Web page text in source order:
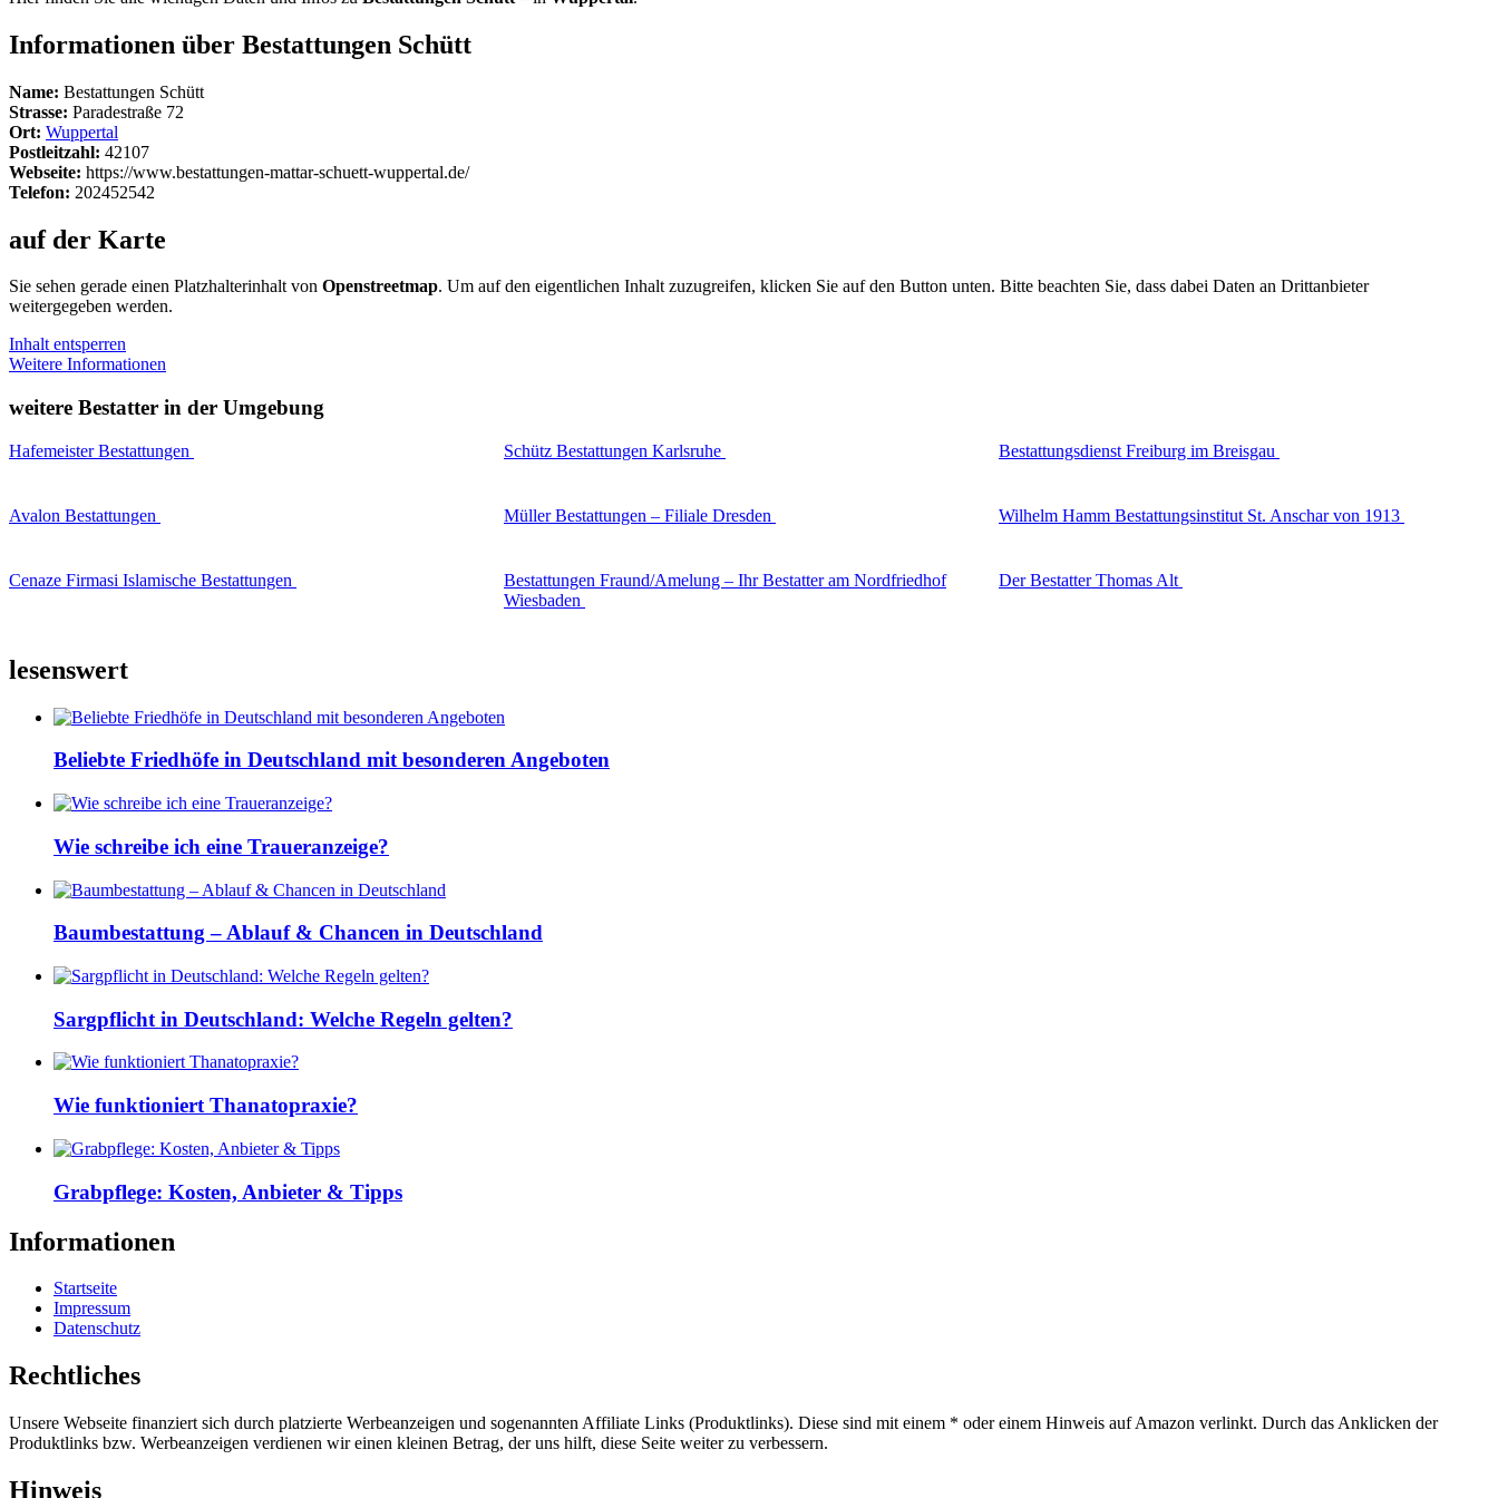
Informationen über Bestattungen Schütt
Name: Bestattungen Schütt
Strasse: Paradestraße 72
Ort: Wuppertal
Postleitzahl: 42107
Webseite: https://www.bestattungen-mattar-schuett-wuppertal.de/
Telefon: 202452542
auf der Karte
Sie sehen gerade einen Platzhalterinhalt von Openstreetmap. Um auf den eigentlichen Inhalt zuzugreifen, klicken Sie auf den Button unten. Bitte beachten Sie, dass dabei Daten an Drittanbieter
weitergegeben werden.
Inhalt entsperren
Weitere Informationen
weitere Bestatter in der Umgebung
Hafemeister Bestattungen Schütz Bestattungen Karlsruhe Bestattungsdienst Freiburg im Breisgau
Avalon Bestattungen Müller Bestattungen – Filiale Dresden Wilhelm Hamm Bestattungsinstitut St. Anschar von 1913
Cenaze Firmasi Islamische Bestattungen
Bestattungen Fraund/Amelung – Ihr Bestatter am Nordfriedhof
Wiesbaden
Der Bestatter Thomas Alt
lesenswert
Beliebte Friedhöfe in Deutschland mit besonderen Angeboten
Wie schreibe ich eine Traueranzeige?
Baumbestattung – Ablauf & Chancen in Deutschland
Sargpflicht in Deutschland: Welche Regeln gelten?
Wie funktioniert Thanatopraxie?
Grabpflege: Kosten, Anbieter & Tipps
Informationen
Startseite
Impressum
Datenschutz
Rechtliches
Unsere Webseite finanziert sich durch platzierte Werbeanzeigen und sogenannten Affiliate Links (Produktlinks). Diese sind mit einem * oder einem Hinweis auf Amazon verlinkt. Durch das Anklicken der
Produktlinks bzw. Werbeanzeigen verdienen wir einen kleinen Betrag, der uns hilft, diese Seite weiter zu verbessern.
Hinweis